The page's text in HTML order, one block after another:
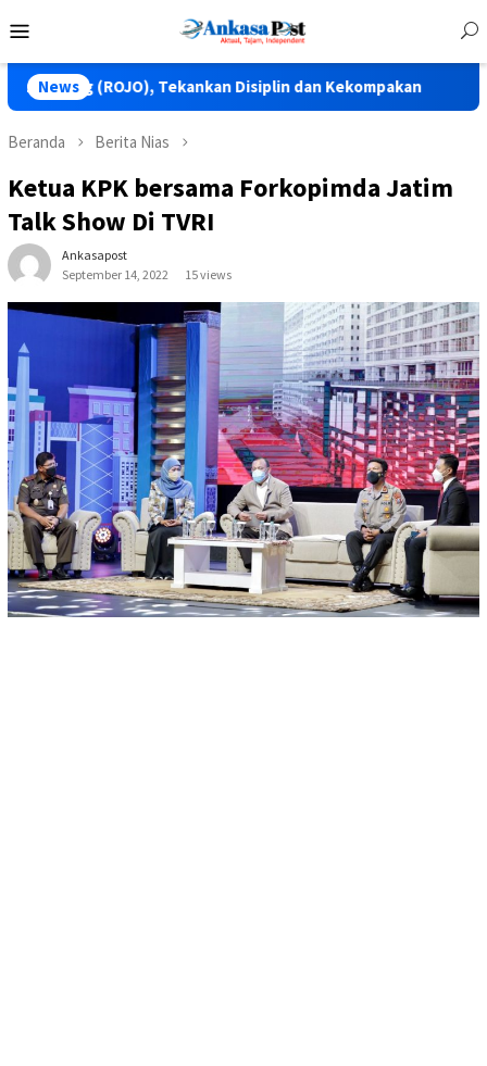
ke
Mobile
News
Tekankan Disiplin dan Kekompakan Pelebaran jalan
Beranda Berita Nias
Ketua KPK bersama Forkopimda Jatim
Talk Show Di TVRI
Ankasapost
September 14, 2022
15 views